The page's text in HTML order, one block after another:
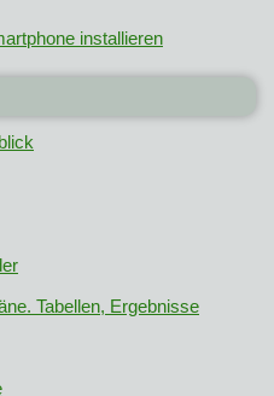
installieren
Tabellen, Ergebnisse